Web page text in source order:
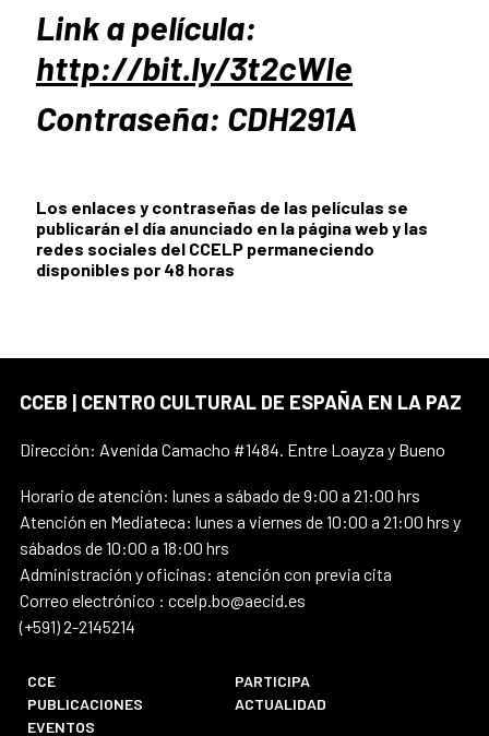
Link a película:
http://bit.ly/3t2cWIe
Contraseña: CDH291A
Los enlaces y contraseñas de las películas se
publicarán el día anunciado en la página web y las
redes sociales del CCELP permaneciendo
disponibles por 48 horas
CCEB | CENTRO CULTURAL DE ESPAÑA EN LA PAZ
Dirección: Avenida Camacho #1484. Entre Loayza y Bueno
Horario de atención: lunes a sábado de 9:00 a 21:00 hrs
Atención en Mediateca: lunes a viernes de 10:00 a 21:00 hrs y
sábados de 10:00 a 18:00 hrs
Administración y oficinas: atención con previa cita
Correo electrónico : ccelp.bo@aecid.es
(+591) 2-2145214
CCE
PARTICIPA
PUBLICACIONES
ACTUALIDAD
EVENTOS